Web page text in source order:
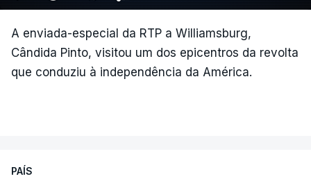
A enviada-especial da RTP a Williamsburg,
Cândida Pinto, visitou um dos epicentros da revolta
que conduziu à independência da América.
PAÍS